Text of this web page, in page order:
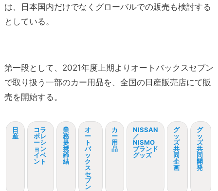
は、日本国内だけでなくグローバルでの販売も検討する
としている。
第一段として、2021年度上期よりオートバックスセブン
で取り扱う一部のカー用品を、全国の日産販売店にて販
売を開始する。
日
産
コラ
ボレ
ーシ
ョン
イベ
ント
業
務
提
携
締
結
オ
ー
ト
バ
ッ
ク
ス
セ
ブ
ン
カ
ー
用
品
NISSAN
／
NISMO
ブランド
グッズ
グ
ッ
ズ
共
同
企
画
グ
ッ
ズ
共
同
開
発